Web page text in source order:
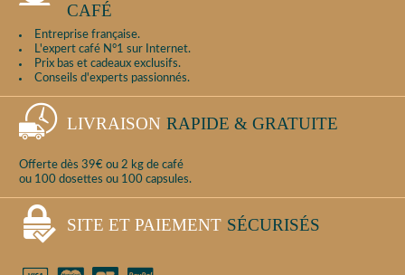
CAFÉ
Entreprise française.
L'expert café N°1 sur Internet.
Prix bas et cadeaux exclusifs.
Conseils d'experts passionnés.
LIVRAISON RAPIDE & GRATUITE
Offerte dès 39€ ou 2 kg de café
ou 100 dosettes ou 100 capsules.
SITE ET PAIEMENT SÉCURISÉS